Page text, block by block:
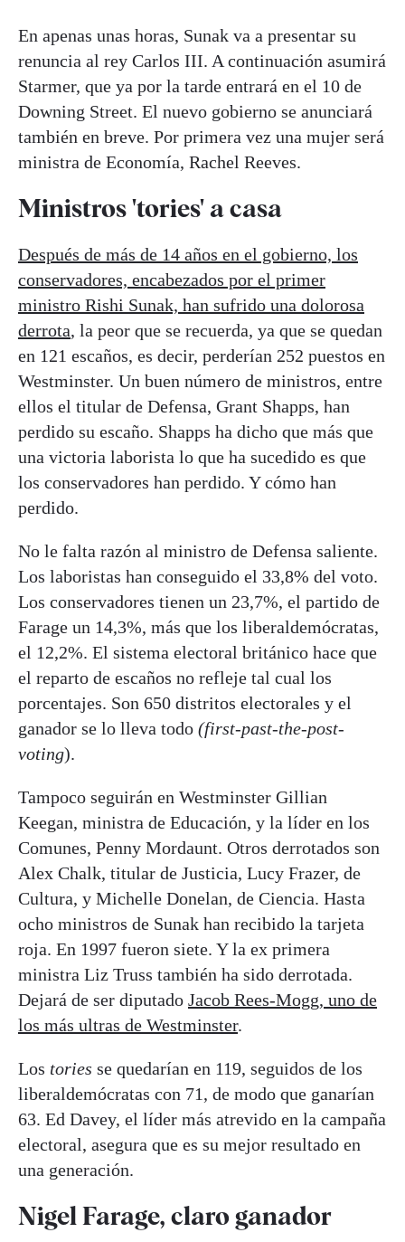
En apenas unas horas, Sunak va a presentar su
renuncia al rey Carlos III. A continuación asumirá
Starmer, que ya por la tarde entrará en el 10 de
Downing Street. El nuevo gobierno se anunciará
también en breve. Por primera vez una mujer será
ministra de Economía, Rachel Reeves.
Ministros 'tories' a casa
Después de más de 14 años en el gobierno, los
conservadores, encabezados por el primer
ministro Rishi Sunak, han sufrido una dolorosa
derrota, la peor que se recuerda, ya que se quedan
en 121 escaños, es decir, perderían 252 puestos en
Westminster. Un buen número de ministros, entre
ellos el titular de Defensa, Grant Shapps, han
perdido su escaño. Shapps ha dicho que más que
una victoria laborista lo que ha sucedido es que
los conservadores han perdido. Y cómo han
perdido.
No le falta razón al ministro de Defensa saliente.
Los laboristas han conseguido el 33,8% del voto.
Los conservadores tienen un 23,7%, el partido de
Farage un 14,3%, más que los liberaldemócratas,
el 12,2%. El sistema electoral británico hace que
el reparto de escaños no refleje tal cual los
porcentajes. Son 650 distritos electorales y el
ganador se lo lleva todo (first-past-the-post-
voting).
Tampoco seguirán en Westminster Gillian
Keegan, ministra de Educación, y la líder en los
Comunes, Penny Mordaunt. Otros derrotados son
Alex Chalk, titular de Justicia, Lucy Frazer, de
Cultura, y Michelle Donelan, de Ciencia. Hasta
ocho ministros de Sunak han recibido la tarjeta
roja. En 1997 fueron siete. Y la ex primera
ministra Liz Truss también ha sido derrotada.
Dejará de ser diputado Jacob Rees-Mogg, uno de
los más ultras de Westminster.
Los tories se quedarían en 119, seguidos de los
liberaldemócratas con 71, de modo que ganarían
63. Ed Davey, el líder más atrevido en la campaña
electoral, asegura que es su mejor resultado en
una generación.
Nigel Farage, claro ganador